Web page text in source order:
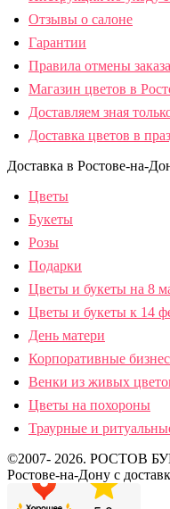
Отзывы о салоне
Гарантии
Правила отмены заказа
Магазин цветов в
Доставляем зная
Доставка цветов в
Доставка в Ростове-на-
Цветы
Букеты
Розы
Подарки
Цветы и букеты на 8
Цветы и букеты к 14
День матери
Корпоративные
Венки из живых
Цветы на похороны
Траурные и
©2007- 2026. РОСТОВ
Ростове-на-Дону с